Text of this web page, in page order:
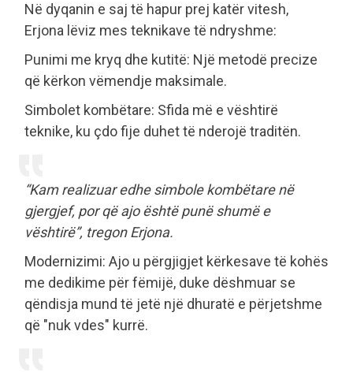
Në dyqanin e saj të hapur prej katër vitesh,
Erjona lëviz mes teknikave të ndryshme:
Punimi me kryq dhe kutitë: Një metodë precize
që kërkon vëmendje maksimale.
Simbolet kombëtare: Sfida më e vështirë
teknike, ku çdo fije duhet të nderojë traditën.
“Kam realizuar edhe simbole kombëtare në
gjergjef, por që ajo është punë shumë e
vështirë”, tregon Erjona.
Modernizimi: Ajo u përgjigjet kërkesave të kohës
me dedikime për fëmijë, duke dëshmuar se
qëndisja mund të jetë një dhuratë e përjetshme
që "nuk vdes" kurrë.